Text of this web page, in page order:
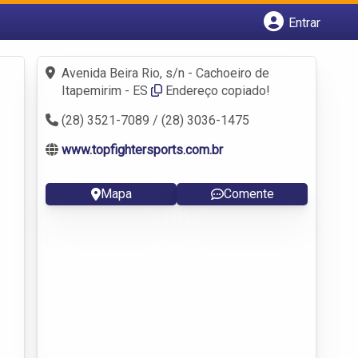
Entrar
Fazer login
Criar conta
Avenida Beira Rio, s/n - Cachoeiro de
Itapemirim - ES
Endereço copiado!
(28) 3521-7089 / (28) 3036-1475
www.topfightersports.com.br
Mapa Comente